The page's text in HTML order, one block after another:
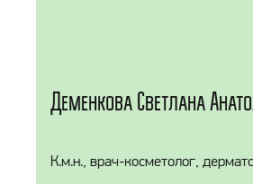
Деменкова Светлана
К.м.н., врач-косметолог,